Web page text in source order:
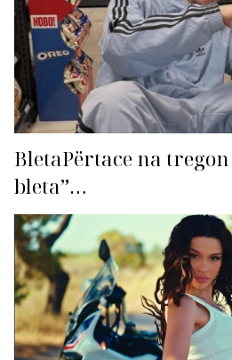
BletaPërtace na tregon
bleta”…